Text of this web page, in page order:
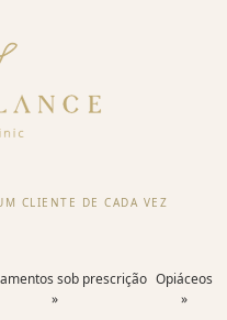
CLIENTE DE CADA VEZ
sob prescrição Opiáceos